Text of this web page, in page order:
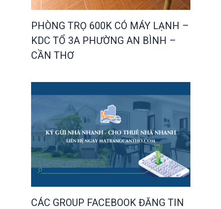
PHÒNG TRỌ 600K CÓ MÁY LẠNH –
KDC TỔ 3A PHƯỜNG AN BÌNH –
CẦN THƠ
CÁC GROUP FACEBOOK ĐĂNG TIN